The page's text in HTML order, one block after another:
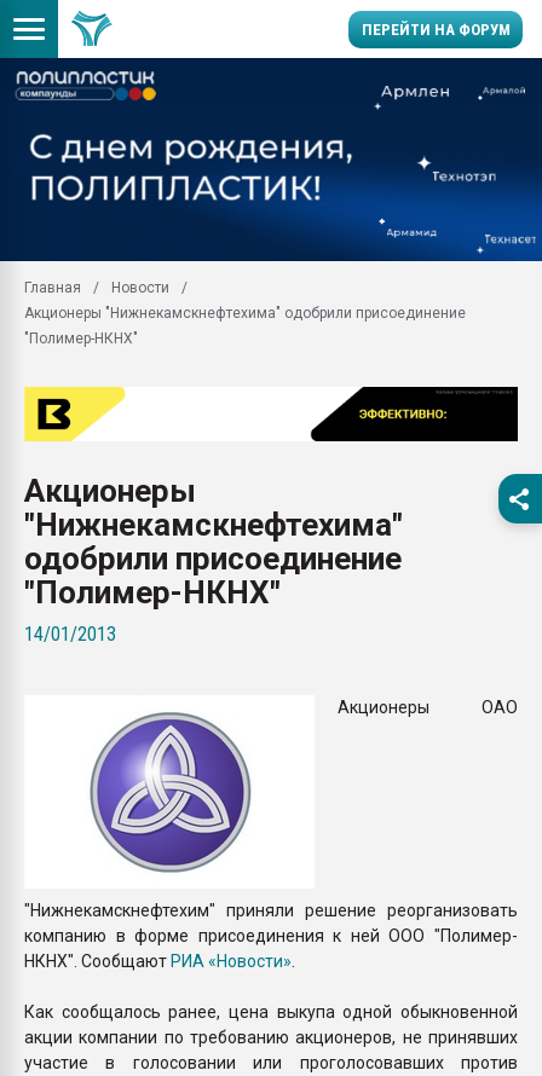
ПЕРЕЙТИ НА ФОРУМ
заводу пластмасс"
28.07.2026
первый план в
28.07.2026
ситуацией на
Всё, что касается
Главная
Новости
Акционеры "Нижнекамскнефтехима" одобрили присоединение
"Полимер-НКНХ"
Акционеры
"Нижнекамскнефтехима"
одобрили присоединение
"Полимер-НКНХ"
14/01/2013
Акционеры ОАО
"Нижнекамскнефтехим" приняли решение реорганизовать
компанию в форме присоединения к ней ООО "Полимер-
НКНХ". СообщаютРИА «Новости»
Как сообщалось ранее, цена выкупа одной обыкновенной
акции компании по требованию акционеров, не принявших
участие в голосовании или проголосовавших против